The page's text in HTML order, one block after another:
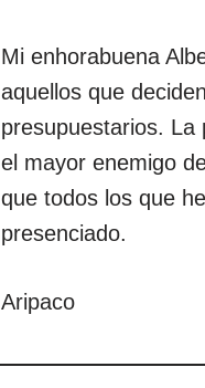
Mi enhorabuena
aquellos que
presupuestarios. La
el mayor enemigo
que todos los que
presenciado.
Aripaco